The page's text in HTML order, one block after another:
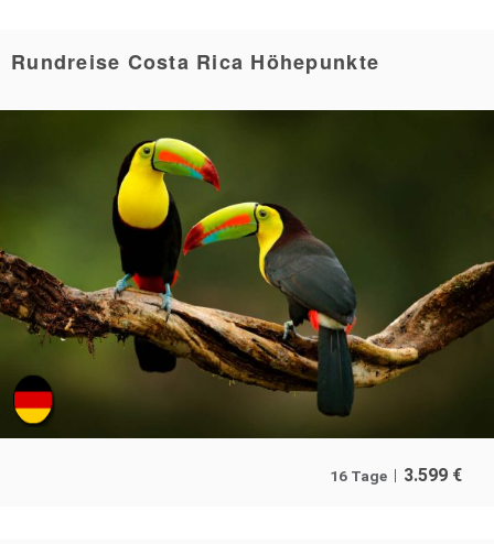
Rundreise Costa Rica Höhepunkte
16 Tage 3.599 €